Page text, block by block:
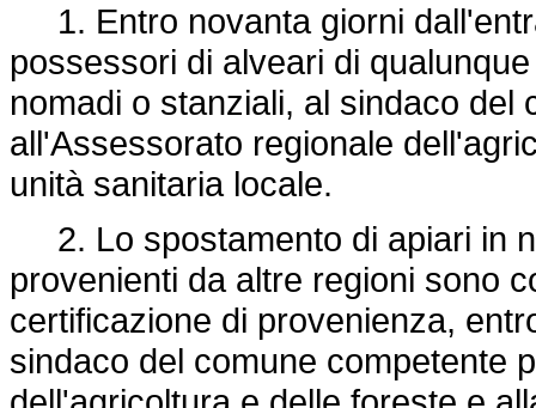
1. Entro novanta giorni
possessori di alveari di
nomadi o stanziali, al sindaco del
all'Assessorato regionale
unità sanitaria locale.
2. Lo spostamento di apiari in
provenienti da altre regioni sono
certificazione di provenienza,
sindaco del comune competente